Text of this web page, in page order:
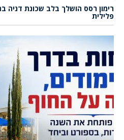
רימון רסס הושלך בלב שכונת
פלילית